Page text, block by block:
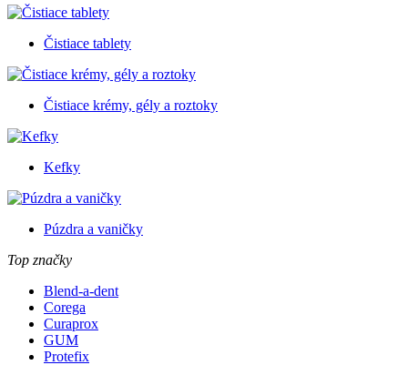
Čistiace tablety
Čistiace krémy, gély a roztoky
Kefky
Púzdra a vaničky
Top značky
Blend-a-dent
Corega
Curaprox
GUM
Protefix